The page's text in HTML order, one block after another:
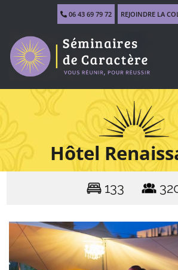
06 43 69 79 72 REJOINDRE LA
Hôtel
133